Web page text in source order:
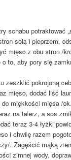
schabu potraktować
solą i pieprzem,
mięso z obu stron /
to, aby pory się
zeszklić pokrojoną
mięso, dodać liść
miękkości mięsa /
na talerz, a sos
teraz 3-4 łyżki
i chwilę razem
. Zagęścić mąką
zimnej wody,